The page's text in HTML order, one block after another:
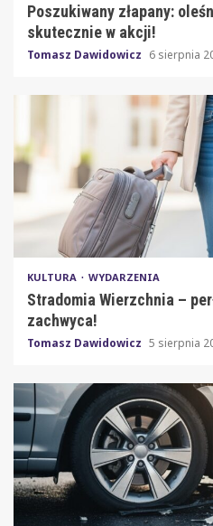
Poszukiwany złapany:
skutecznie w akcji!
Tomasz Dawidowicz 6 sierpnia
KULTURA WYDARZENIA
Stradomia Wierzchnia –
zachwyca!
Tomasz Dawidowicz 5 sierpnia